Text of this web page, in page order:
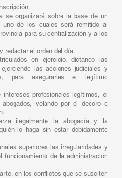
se organizará sobre la base de un
uno de los cuales será remitido al
para su centralización y a los
redactar el orden del día.
en ejercicio, dictando las
las acciones judiciales y
para asegurarles el legítimo
intereses profesionales legítimos, el
velando por el decoro e
ilegalmente la abogacía y la
lo haga sin estar debidamente
superiores las irregularidades y
funcionamiento de la administración
en los conflictos que se susciten